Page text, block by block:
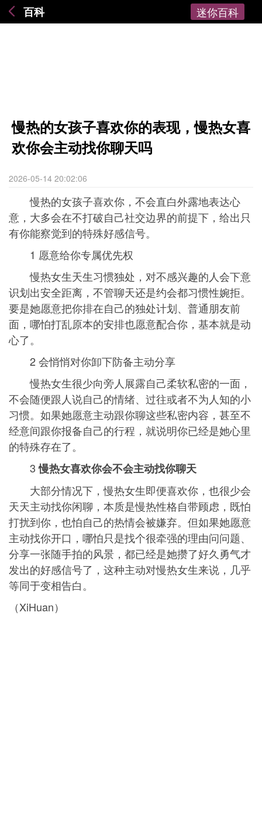
百科 迷你百科
慢热的女孩子喜欢你的表现，慢热女喜
欢你会主动找你聊天吗
2026-05-14 20:02:06
慢热的女孩子喜欢你，不会直白外露地表达心
意，大多会在不打破自己社交边界的前提下，给出只
有你能察觉到的特殊好感信号。
1 愿意给你专属优先权
慢热女生天生习惯独处，对不感兴趣的人会下意
识划出安全距离，不管聊天还是约会都习惯性婉拒。
要是她愿意把你排在自己的独处计划、普通朋友前
面，哪怕打乱原本的安排也愿意配合你，基本就是动
心了。
2 会悄悄对你卸下防备主动分享
慢热女生很少向旁人展露自己柔软私密的一面，
不会随便跟人说自己的情绪、过往或者不为人知的小
习惯。如果她愿意主动跟你聊这些私密内容，甚至不
经意间跟你报备自己的行程，就说明你已经是她心里
的特殊存在了。
3慢热女喜欢你会不会主动找你聊天
大部分情况下，慢热女生即便喜欢你，也很少会
天天主动找你闲聊，本质是慢热性格自带顾虑，既怕
打扰到你，也怕自己的热情会被嫌弃。但如果她愿意
主动找你开口，哪怕只是找个很牵强的理由问问题、
分享一张随手拍的风景，都已经是她攒了好久勇气才
发出的好感信号了，这种主动对慢热女生来说，几乎
等同于变相告白。
（XiHuan）